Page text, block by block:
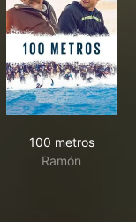
100 metros
Ramón